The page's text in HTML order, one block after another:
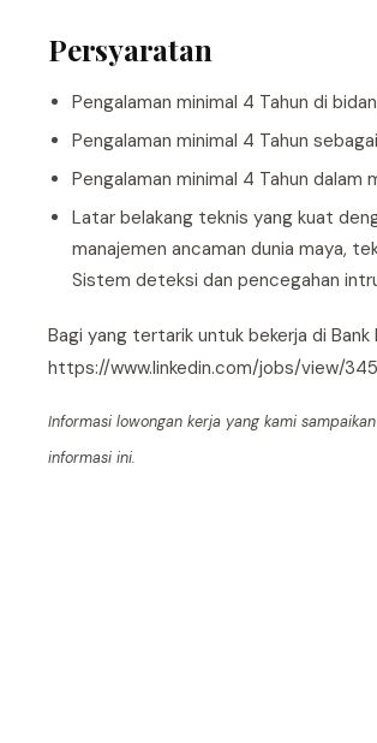
Persyaratan
Pengalaman minimal 4 Tahun di
Pengalaman minimal 4 Tahun
Pengalaman minimal 4 Tahun
Latar belakang teknis yang kuat
manajemen ancaman dunia maya,
Sistem deteksi dan pencegahan
Bagi yang tertarik untuk bekerja di
https://www.linkedin.com/jobs/view/
Informasi lowongan kerja yang kami
informasi ini.